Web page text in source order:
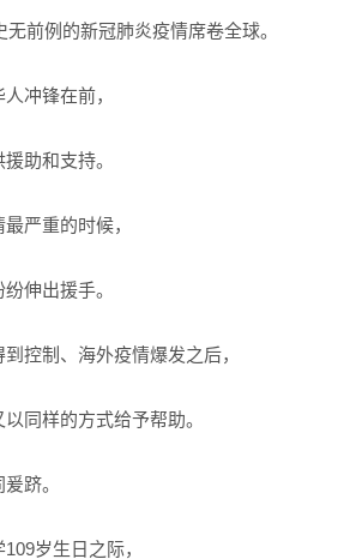
无前例的新冠肺炎疫情席卷全球。
冲锋在前，
助和支持。
严重的时候，
伸出援手。
控制、海外疫情爆发之后，
同样的方式给予帮助。
跻。
岁生日之际，